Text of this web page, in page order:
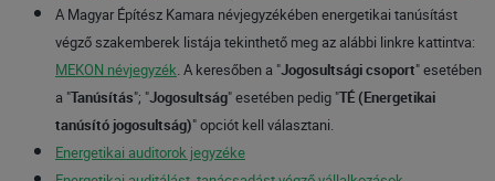
A Magyar Építész Kamara névjegyzékében energetikai tanúsítást
végző szakemberek listája tekinthető meg az alábbi linkre kattintva:
MEKON névjegyzék. A keresőben a "Jogosultsági csoport" esetében
a "Tanúsítás"; "Jogosultság" esetében pedig "TÉ (Energetikai
tanúsító jogosultság)" opciót kell választani.
Energetikai auditorok jegyzéke